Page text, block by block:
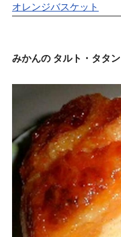
オレンジバスケット
みかんの タルト・タタン